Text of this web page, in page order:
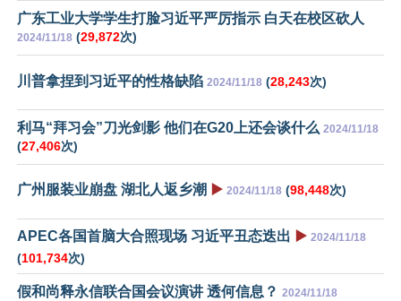
广东工业大学学生打脸习近平严厉指示 白天在校区砍人
2024/11/18 (29,872次)
川普拿捏到习近平的性格缺陷 2024/11/18 (28,243次)
利马“拜习会”刀光剑影 他们在G20上还会谈什么 2024/11/18
(27,406次)
广州服装业崩盘 湖北人返乡潮 ▶️ 2024/11/18 (98,448次)
APEC各国首脑大合照现场 习近平丑态迭出 ▶️ 2024/11/18
(101,734次)
假和尚释永信联合国会议演讲 透何信息？ 2024/11/18